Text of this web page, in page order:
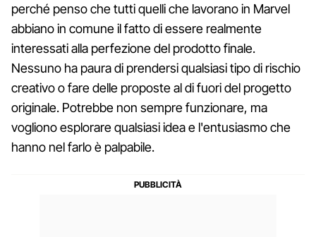
perché penso che tutti quelli che lavorano in Marvel
abbiano in comune il fatto di essere realmente
interessati alla perfezione del prodotto finale.
Nessuno ha paura di prendersi qualsiasi tipo di rischio
creativo o fare delle proposte al di fuori del progetto
originale. Potrebbe non sempre funzionare, ma
vogliono esplorare qualsiasi idea e l'entusiasmo che
hanno nel farlo è palpabile.